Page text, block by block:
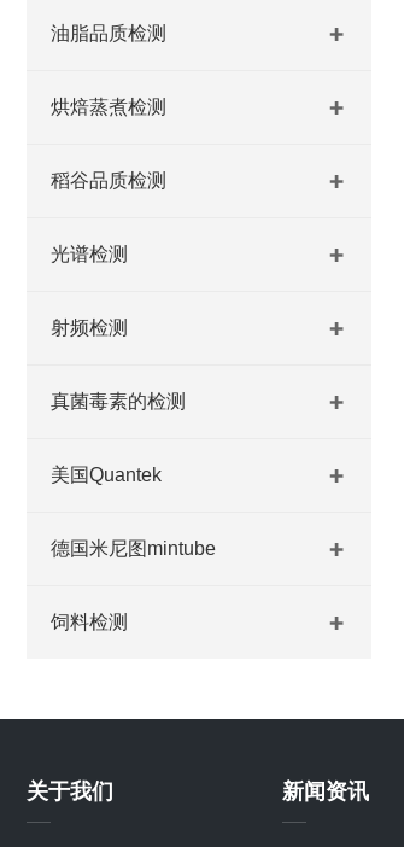
油脂品质检测
烘焙蒸煮检测
稻谷品质检测
光谱检测
射频检测
真菌毒素的检测
美国Quantek
德国米尼图mintube
饲料检测
关于我们 新闻资讯